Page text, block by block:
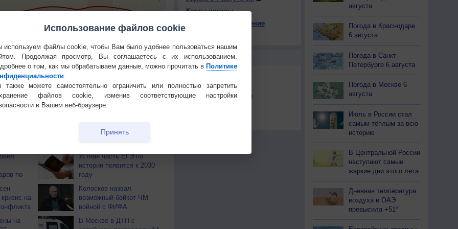
+4 0 +7 0 +2 +5 +12 +14 +7 +4 +4
декада Мобильная версия
по
Устная часть ЕГЭ по
истории появится к 2030
году
на
Колосков назвал
возможный бойкот ЧМ
войной с ФИФА
на
В Москве в ДТП с
Карты погоды
Атмосферное давление
КОНТАКТЫ
Политика
конфиденциальности
августа
Погода в Краснодаре
6 августа
Погода в Санкт-
Петербурге 6 августа
Погода в Москве 6
августа
Июль в России стал
самым тёплым за всю
историю
В Центральной России
наступают самые
жаркие дни этого лета
Дневная температура
воздуха в ОАЭ
превысила +51°
Использование файлов cookie
используем файлы cookie, чтобы Вам было удобнее пользоваться нашим
Продолжая просмотр, Вы соглашаетесь с их использованием.
о том, как мы обрабатываем данные, можно прочитать в Политике
также можете самостоятельно ограничить или полностью запретить
файлов cookie, изменив соответствующие настройки
в Вашем веб-браузере.
Принять